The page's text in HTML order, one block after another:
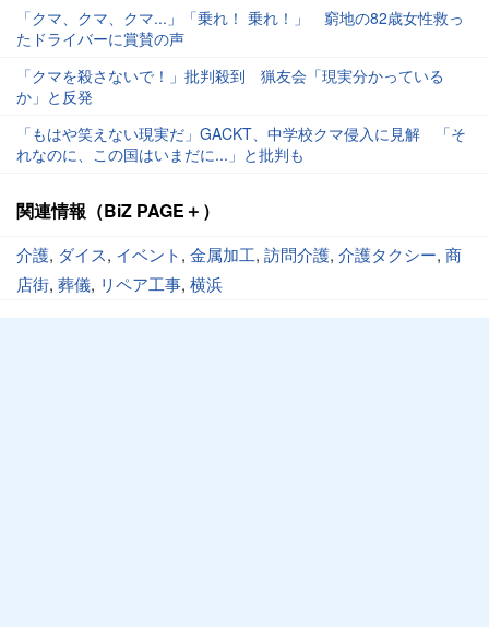
「クマ、クマ、クマ...」「乗れ！ 乗れ！」 窮地の82歳女性救っ
たドライバーに賞賛の声
「クマを殺さないで！」批判殺到 猟友会「現実分かっている
か」と反発
「もはや笑えない現実だ」GACKT、中学校クマ侵入に見解 「そ
れなのに、この国はいまだに...」と批判も
関連情報（BiZ PAGE＋）
介護, ダイス, イベント, 金属加工, 訪問介護, 介護タクシー, 商
店街, 葬儀, リペア工事, 横浜